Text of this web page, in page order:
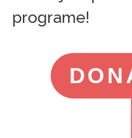
programe!